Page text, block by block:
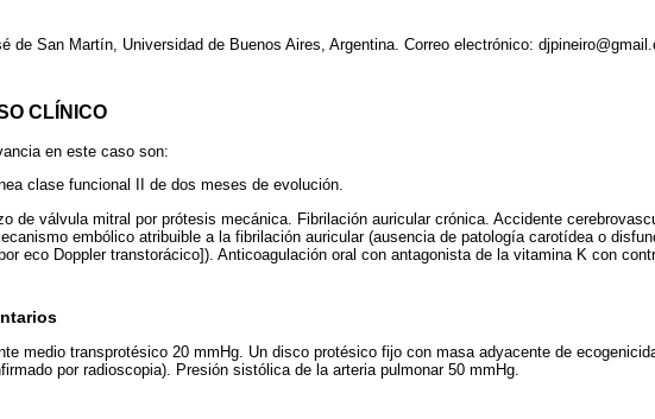
de San Martín, Universidad de Buenos Aires, Argentina. Correo electrónico:
CLÍNICO
en este caso son:
clase funcional II de dos meses de evolución.
de válvula mitral por prótesis mecánica. Fibrilación auricular crónica. Accidente
embólico atribuible a la fibrilación auricular (ausencia de patología carotídea o
eco Doppler transtorácico]). Anticoagulación oral con antagonista de la vitamina K con
medio transprotésico 20 mmHg. Un disco protésico fijo con masa adyacente de
por radioscopia). Presión sistólica de la arteria pulmonar 50 mmHg.